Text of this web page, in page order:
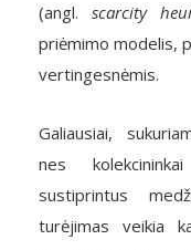
(angl.scarcity
priėmimo modelis,
vertingesnėmis.
Galiausiai,
nes
sustiprintus
turėjimas veikia